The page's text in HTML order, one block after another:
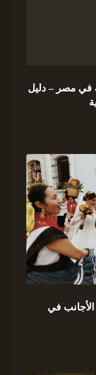
في مصر – دليل
في